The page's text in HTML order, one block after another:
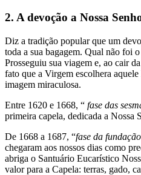
2. A devoção a Nossa
Diz a tradição popular que um
toda a sua bagagem. Qual não foi
Prosseguiu sua viagem e, ao cair
fato que a Virgem escolhera
imagem miraculosa.
Entre 1620 e 1668, “ fase das
primeira capela, dedicada a Nossa
De 1668 a 1687, “fase da
chegaram aos nossos dias como
abriga o Santuário Eucarístico
valor para a Capela: terras, gado,